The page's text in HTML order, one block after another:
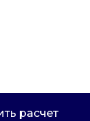
расчет